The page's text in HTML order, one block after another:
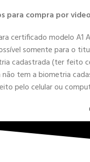
para compra por
certificado modelo A1
somente para o
cadastrada (ter feito
não tem a biometria
pelo celular ou